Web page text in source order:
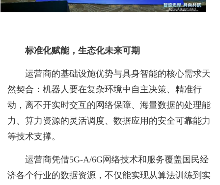
标准化赋能，生态化未来可期
运营商的基础设施优势与具身智能的核心需求天
然契合：机器人要在复杂环境中自主决策、精准行
动，离不开实时交互的网络保障、海量数据的处理能
力、算力资源的灵活调度、数据应用的安全可靠能力
等技术支撑。
运营商凭借5G-A/6G网络技术和服务覆盖国民经
济各个行业的数据资源，不仅能实现从算法训练到实